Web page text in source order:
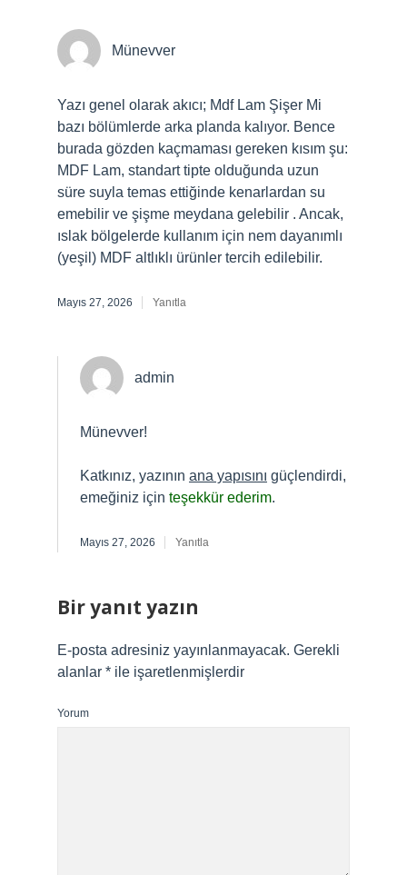
Münevver
Yazı genel olarak akıcı; Mdf Lam Şişer Mi
bazı bölümlerde arka planda kalıyor. Bence
burada gözden kaçmaması gereken kısım şu:
MDF Lam, standart tipte olduğunda uzun
süre suyla temas ettiğinde kenarlardan su
emebilir ve şişme meydana gelebilir . Ancak,
ıslak bölgelerde kullanım için nem dayanımlı
(yeşil) MDF altlıklı ürünler tercih edilebilir.
Mayıs 27, 2026 Yanıtla
admin
Münevver!
Katkınız, yazının ana yapısını güçlendirdi,
emeğiniz için teşekkür ederim.
Mayıs 27, 2026 Yanıtla
Bir yanıt yazın
E-posta adresiniz yayınlanmayacak. Gerekli
alanlar * ile işaretlenmişlerdir
Yorum